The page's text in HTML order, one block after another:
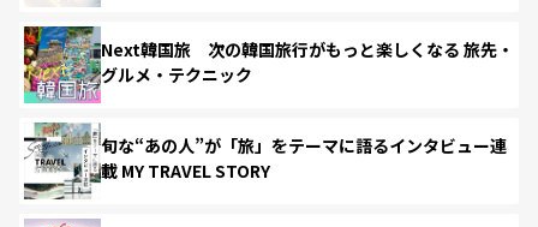
Next韓国旅 次の韓国旅行がもっと楽しくなる 旅先・
グルメ・テクニック
旬な“あの人”が「旅」をテーマに語るインタビュー連
載 MY TRAVEL STORY